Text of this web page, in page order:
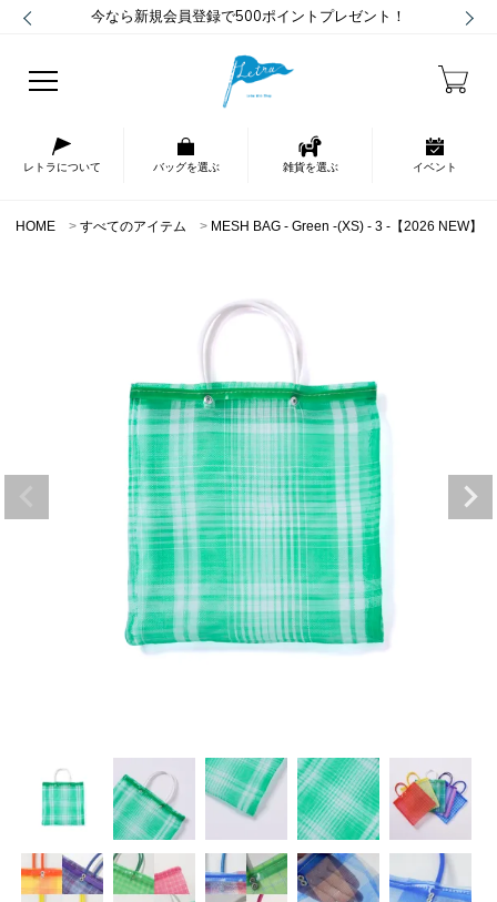
今なら新規会員登録で500ポイントプレゼント！
レトラについて バッグを選ぶ 雑貨を選ぶ イベント
HOME すべてのアイテム MESH BAG - Green -(XS) - 3 -【2026 NEW】